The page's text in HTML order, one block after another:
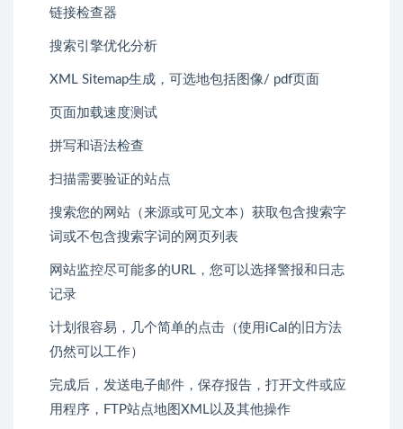
链接检查器
搜索引擎优化分析
XML Sitemap生成，可选地包括图像/ pdf页面
页面加载速度测试
拼写和语法检查
扫描需要验证的站点
搜索您的网站（来源或可见文本）获取包含搜索字
词或不包含搜索字词的网页列表
网站监控尽可能多的URL，您可以选择警报和日志
记录
计划很容易，几个简单的点击（使用iCal的旧方法
仍然可以工作）
完成后，发送电子邮件，保存报告，打开文件或应
用程序，FTP站点地图XML以及其他操作